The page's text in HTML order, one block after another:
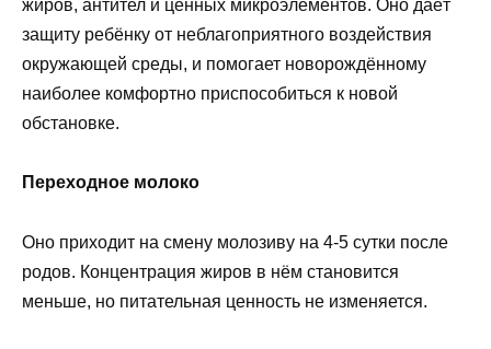
жиров, антител и ценных микроэлементов. Оно даёт
защиту ребёнку от неблагоприятного воздействия
окружающей среды, и помогает новорождённому
наиболее комфортно приспособиться к новой
обстановке.
Переходное молоко
Оно приходит на смену молозиву на 4-5 сутки после
родов. Концентрация жиров в нём становится
меньше, но питательная ценность не изменяется.